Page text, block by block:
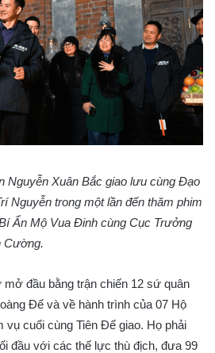
Nguyễn Xuân Bắc giao lưu cùng Đạo
Nguyễn trong một lần đến thăm phim
Ẩn Mộ Vua Đinh cùng Cục Trưởng
Cường.
đầu bằng trận chiến 12 sứ quân
Đế và về hành trình của 07 Hộ
vụ cuối cùng Tiên Đế giao. Họ phải
đầu với các thế lực thù địch, đưa 99